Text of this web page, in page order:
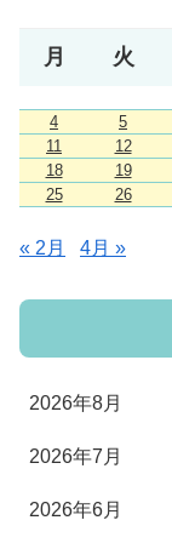
月 火
4
5
11
12
18
19
25
26
« 2月 4月 »
2026年8月
2026年7月
2026年6月